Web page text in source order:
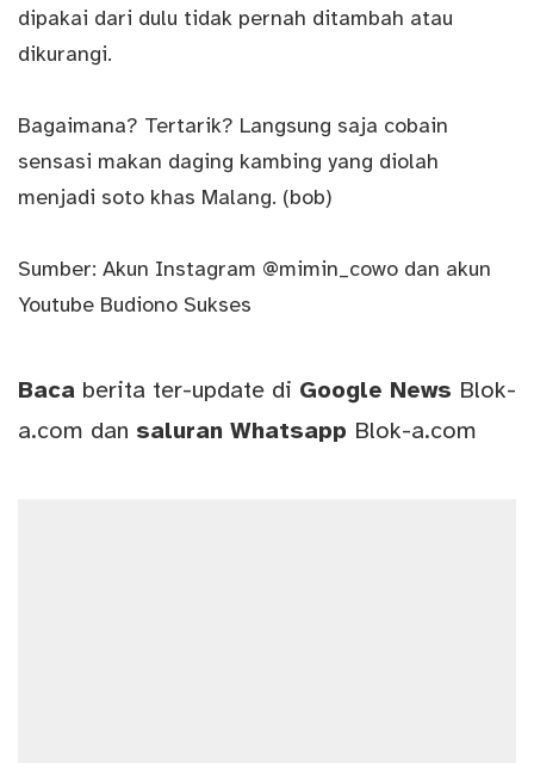
dipakai dari dulu tidak pernah ditambah atau
dikurangi.
Bagaimana? Tertarik? Langsung saja cobain
sensasi makan daging kambing yang diolah
menjadi soto khas Malang. (bob)
Sumber: Akun Instagram @mimin_cowo dan akun
Youtube Budiono Sukses
Baca berita ter-update di Google News Blok-
a.com dan saluran Whatsapp Blok-a.com